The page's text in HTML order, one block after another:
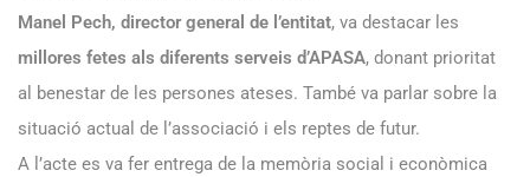
Manel Pech, director general de l’entitat, va destacar les
millores fetes als diferents serveis d’APASA, donant prioritat
al benestar de les persones ateses. També va parlar sobre la
situació actual de l’associació i els reptes de futur.
A l’acte es va fer entrega de la memòria social i econòmica